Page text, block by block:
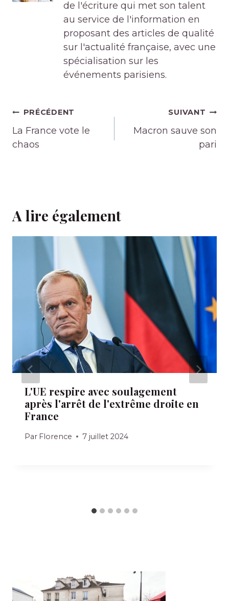
de l'écriture qui met son talent
au service de l'information en
proposant des articles de qualité
sur l'actualité française, avec une
spécialisation sur les
événements parisiens.
Navigation
de
l’article
PRÉCÉDENT
La France vote le
chaos
SUIVANT
Macron sauve son
pari
A lire également
L'UE respire avec soulagement
après l'arrêt de l'extrême droite en
France
Par Florence 7 juillet 2024